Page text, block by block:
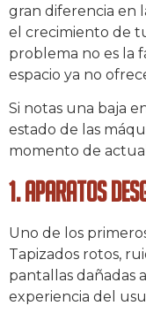
gran diferencia en
el crecimiento de
problema no es la
espacio ya no
Si notas una baja
estado de las
momento de
1. Aparatos
Uno de los
Tapizados rotos,
pantallas dañadas
experiencia del